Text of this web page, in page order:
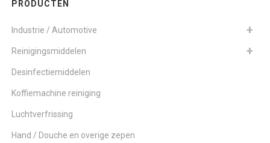
PRODUCTEN
Industrie / Automotive
Reinigingsmiddelen
Desinfectiemiddelen
Koffiemachine reiniging
Luchtverfrissing
Hand / Douche en overige zepen